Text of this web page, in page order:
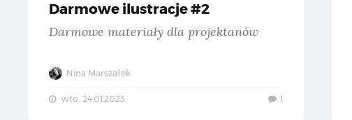
Darmowe ilustracje #2
Darmowe materiały dla projektanów
Nina Marszałek
wto., 24.01.2023 1